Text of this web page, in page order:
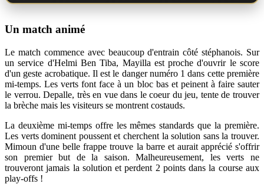
Un match animé
Le match commence avec beaucoup d'entrain côté stéphanois. Sur
un service d'Helmi Ben Tiba, Mayilla est proche d'ouvrir le score
d'un geste acrobatique. Il est le danger numéro 1 dans cette première
mi-temps. Les verts font face à un bloc bas et peinent à faire sauter
le verrou. Depalle, très en vue dans le coeur du jeu, tente de trouver
la brèche mais les visiteurs se montrent costauds.
La deuxième mi-temps offre les mêmes standards que la première.
Les verts dominent poussent et cherchent la solution sans la trouver.
Mimoun d'une belle frappe trouve la barre et aurait apprécié s'offrir
son premier but de la saison. Malheureusement, les verts ne
trouveront jamais la solution et perdent 2 points dans la course aux
play-offs !